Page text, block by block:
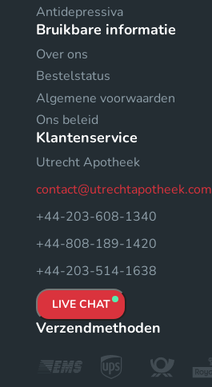
Antidepressiva
Bruikbare informatie
Over ons
Bestelstatus
Algemene voorwaarden
Ons beleid
Klantenservice
Utrecht Apotheek
contact@utrechtapotheek.com
+44-203-608-1340
+44-808-189-1420
+44-203-514-1638
LIVE CHAT
Verzendmethoden